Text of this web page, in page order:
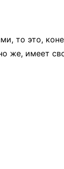
то это,
же, имеет